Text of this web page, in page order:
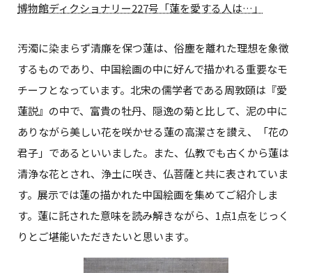
博物館ディクショナリー227号「蓮を愛する人は…」
汚濁に染まらず清廉を保つ蓮は、俗塵を離れた理想を象徴
するものであり、中国絵画の中に好んで描かれる重要なモ
チーフとなっています。北宋の儒学者である周敦頤は『愛
蓮説』の中で、富貴の牡丹、隠逸の菊と比して、泥の中に
ありながら美しい花を咲かせる蓮の高潔さを讃え、「花の
君子」であるといいました。また、仏教でも古くから蓮は
清浄な花とされ、浄土に咲き、仏菩薩と共に表されていま
す。展示では蓮の描かれた中国絵画を集めてご紹介しま
す。蓮に託された意味を読み解きながら、1点1点をじっく
りとご堪能いただきたいと思います。